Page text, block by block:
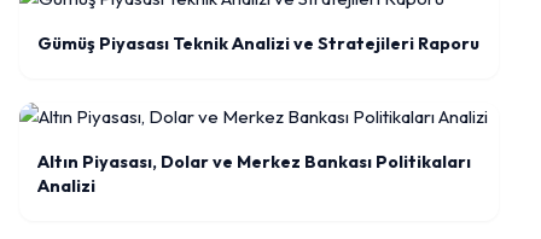
Gümüş Piyasası Teknik Analizi ve Stratejileri Raporu
Altın Piyasası, Dolar ve Merkez Bankası Politikaları
Analizi